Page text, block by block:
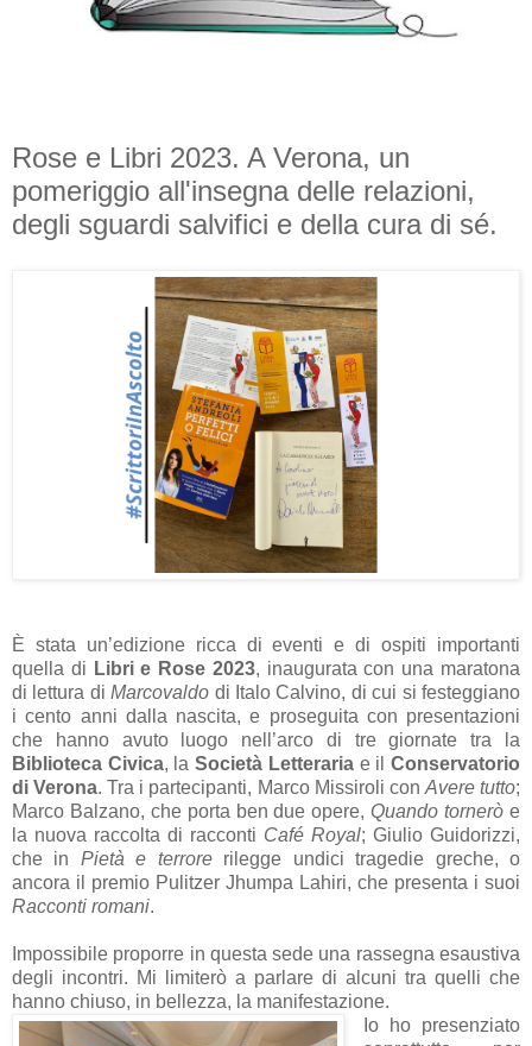
Rose e Libri 2023. A Verona, un
pomeriggio all'insegna delle relazioni,
degli sguardi salvifici e della cura di sé.
È stata un’edizione ricca di eventi e di ospiti importanti
quella di Libri e Rose 2023, inaugurata con una maratona
di lettura diMarcovaldo di Italo Calvino, di cui si festeggiano
i cento anni dalla nascita, e proseguita con presentazioni
che hanno avuto luogo nell’arco di tre giornate tra la
Biblioteca Civica, laSocietà Letterariae ilConservatorio
di Verona. Tra i partecipanti, Marco Missiroli conAvere tutto;
Marco Balzano, che porta ben due opere,Quando tornerò e
la nuova raccolta di racconti Café Royal; Giulio Guidorizzi,
che in Pietà e terrorerilegge undici tragedie greche, o
ancora il premio Pulitzer Jhumpa Lahiri, che presenta i suoi
Racconti romani.
Impossibile proporre in questa sede una rassegna esaustiva
degli incontri. Mi limiterò a parlare di alcuni tra quelli che
hanno chiuso, in bellezza, la manifestazione.
Io ho presenziato